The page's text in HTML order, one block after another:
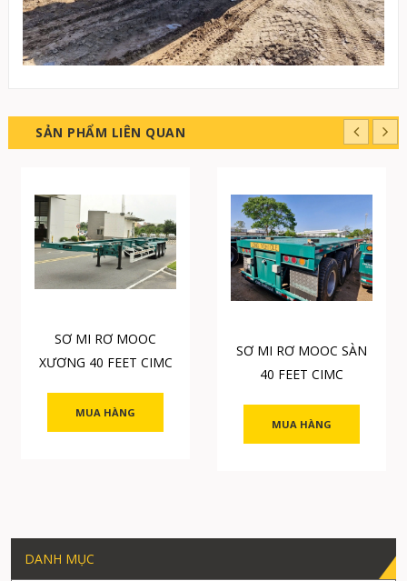
SẢN PHẨM LIÊN QUAN
SƠ MI RƠ MOOC
XƯƠNG 40 FEET CIMC
MUA HÀNG
SƠ MI RƠ MOOC SÀN
40 FEET CIMC
MUA HÀNG
DANH MỤC